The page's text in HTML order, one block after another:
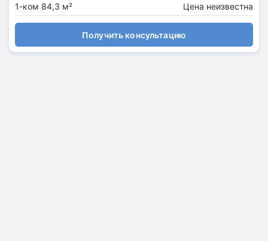
1-ком 84,3 м²
Цена неизвестна
Получить консультацию